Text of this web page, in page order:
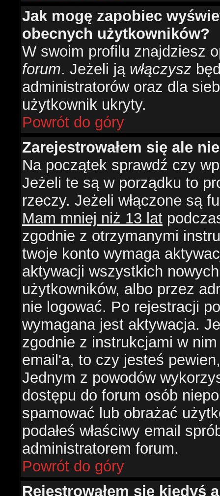
Jak mogę zapobiec
obecnych użytkowników?
W swoim profilu znajdziesz
forum. Jeżeli ją włączysz
administratorów oraz dla
użytkownik ukryty.
Powrót do góry
Zarejestrowałem się ale
Na początek sprawdź czy
Jeżeli te są w porządku to
rzeczy. Jeżeli włączone są
Mam mniej niż 13 lat
zgodnie z otrzymanymi
twoje konto wymaga
aktywacji wszystkich
użytkowników, albo przez
nie logować. Po rejestracji
wymagana jest aktywacja.
zgodnie z instrukcjami w
email'a, to czy jesteś
Jednym z powodów
dostępu do forum osób
spamować lub obrażać
podałeś właściwy email
administratorem forum.
Powrót do góry
Rejestrowałem się kiedyś